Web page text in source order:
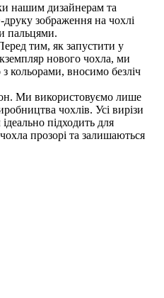
нашим дизайнерам та
зображення на чохлі
пальцями.
тим, як запустити у
нового чохла, ми
кольорами, вносимо безліч
Ми використовуємо лише
чохлів. Усі вирізи
підходить для
прозорі та залишаються